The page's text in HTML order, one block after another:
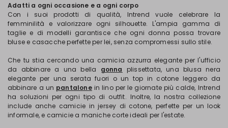
Adatti a ogni occasione e a ogni corpo
Con i suoi prodotti di qualità, Intrend vuole celebrare la
femminilità e valorizzare ogni silhouette. L'ampia gamma di
taglie e di modelli garantisce che ogni donna possa trovare
bluse e casacche perfette per lei, senza compromessi sullo stile.
Che tu stia cercando una camicia azzurra elegante per l'ufficio
da abbinare a una bella gonna plissettata, una blusa nera
elegante per una serata fuori o un top in cotone leggero da
abbinare a un pantalonein lino per le giornate più calde, Intrend
ha soluzioni per ogni tipo di outfit. Inoltre, la nostra collezione
include anche camicie in jersey di cotone, perfette per un look
informale, e camicie a maniche corte ideali per l'estate.